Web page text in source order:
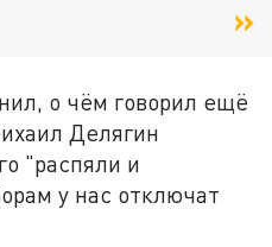
о чём говорил ещё
Делягин
"распяли и
у нас отключат